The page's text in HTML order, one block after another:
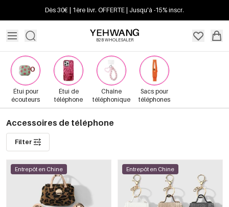
Dès 30€ | 1ère livr. OFFERTE | Jusqu'à -15% inscr.
B2B WHOLESALER
Étui pour
écouteurs
Étui de
téléphone
Chaîne
téléphonique
Sacs pour
téléphones
Accessoires de téléphone
Filter
Entrepôt en Chine Entrepôt en Chine